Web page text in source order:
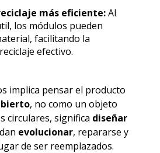
más eficiente:Al
los módulos pueden
facilitando la
efectivo.
implica pensar el producto
, no como un objeto
circulares, significa diseñar
evolucionar, repararse y
de ser reemplazados.